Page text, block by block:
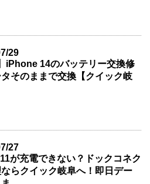
29
iPhone 14のバッテリー交換修
そのままで交換【クイック岐
27
が充電できない？ドックコネク
らクイック岐阜へ！即日デー